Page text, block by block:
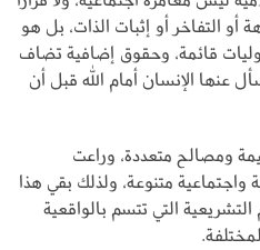
أو التفاخر أو إثبات الذات، بل هو
قائمة، وحقوق إضافية تضاف
عنها الإنسان أمام الله قبل أن
ومصالح متعددة، وراعت
متنوعة، ولذلك بقي هذا
التي تتسم بالواقعية